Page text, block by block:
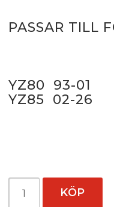
PASSAR TILL
YZ80 93-01
YZ85 02-26
KÖP